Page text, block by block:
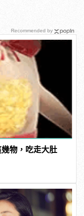
物，吃走大肚
Recommended by